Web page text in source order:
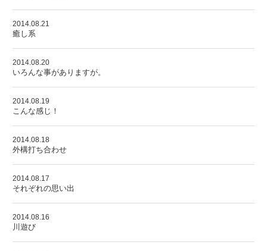
2014.08.21
癒し系
2014.08.20
いろんな事がありますが。
2014.08.19
こんな感じ！
2014.08.18
外構打ち合わせ
2014.08.17
それぞれの思い出
2014.08.16
川遊び